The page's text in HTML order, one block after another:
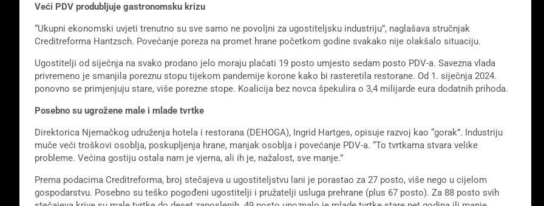
Veći PDV produbljuje gastronomsku krizu
“Ukupni ekonomski uvjeti trenutno su sve samo ne povoljni za ugostiteljsku industriju”, naglašava stručnjak
Creditreforma Hantzsch. Povećanje poreza na promet hrane početkom godine svakako nije olakšalo situaciju.
Ugostitelji od siječnja na svako prodano jelo moraju plaćati 19 posto umjesto sedam posto PDV-a. Savezna vlada
privremeno je smanjila poreznu stopu tijekom pandemije korone kako bi rasteretila restorane. Od 1. siječnja 2024.
ponovno se primjenjuju stare, više porezne stope. Koalicija bez novca špekulira o 3,4 milijarde eura dodatnih prihoda.
Posebno su ugrožene male i mlade tvrtke
Direktorica Njemačkog udruženja hotela i restorana (DEHOGA), Ingrid Hartges, opisuje razvoj kao “gorak”. Industriju
muče veći troškovi osoblja, poskupljenja hrane, manjak osoblja i povećanje PDV-a. “To tvrtkama stvara velike
probleme. Većina gostiju ostala nam je vjerna, ali ih je, nažalost, sve manje.”
Prema podacima Creditreforma, broj stečajeva u ugostiteljstvu lani je porastao za 27 posto, više nego u cijelom
gospodarstvu. Posebno su teško pogođeni ugostitelji i pružatelji usluga prehrane (plus 67 posto). Za 88 posto svih